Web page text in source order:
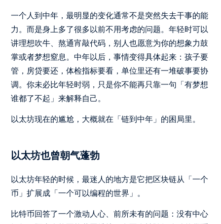
一个人到中年，最明显的变化通常不是突然失去干事的能
力。而是身上多了很多以前不用考虑的问题。年轻时可以
讲理想吹牛、熬通宵敲代码，别人也愿意为你的想象力鼓
掌或者梦想窒息。中年以后，事情变得具体起来：孩子要
管，房贷要还，体检指标要看，单位里还有一堆破事要协
调。你未必比年轻时弱，只是你不能再只靠一句「有梦想
谁都了不起」来解释自己。
以太坊现在的尴尬，大概就在「链到中年」的困局里。
以太坊也曾朝气蓬勃
以太坊年轻的时候，最迷人的地方是它把区块链从「一个
币」扩展成「一个可以编程的世界」。
比特币回答了一个激动人心、前所未有的问题：没有中心